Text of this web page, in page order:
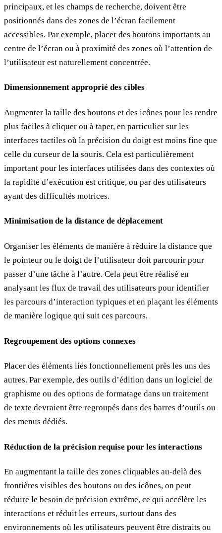
principaux, et les champs de recherche, doivent être
positionnés dans des zones de l’écran facilement
accessibles. Par exemple, placer des boutons importants au
centre de l’écran ou à proximité des zones où l’attention de
l’utilisateur est naturellement concentrée.
Dimensionnement approprié des cibles
Augmenter la taille des boutons et des icônes pour les rendre
plus faciles à cliquer ou à taper, en particulier sur les
interfaces tactiles où la précision du doigt est moins fine que
celle du curseur de la souris. Cela est particulièrement
important pour les interfaces utilisées dans des contextes où
la rapidité d’exécution est critique, ou par des utilisateurs
ayant des difficultés motrices.
Minimisation de la distance de déplacement
Organiser les éléments de manière à réduire la distance que
le pointeur ou le doigt de l’utilisateur doit parcourir pour
passer d’une tâche à l’autre. Cela peut être réalisé en
analysant les flux de travail des utilisateurs pour identifier
les parcours d’interaction typiques et en plaçant les éléments
de manière logique qui suit ces parcours.
Regroupement des options connexes
Placer des éléments liés fonctionnellement près les uns des
autres. Par exemple, des outils d’édition dans un logiciel de
graphisme ou des options de formatage dans un traitement
de texte devraient être regroupés dans des barres d’outils ou
des menus dédiés.
Réduction de la précision requise pour les interactions
En augmentant la taille des zones cliquables au-delà des
frontières visibles des boutons ou des icônes, on peut
réduire le besoin de précision extrême, ce qui accélère les
interactions et réduit les erreurs, surtout dans des
environnements où les utilisateurs peuvent être distraits ou